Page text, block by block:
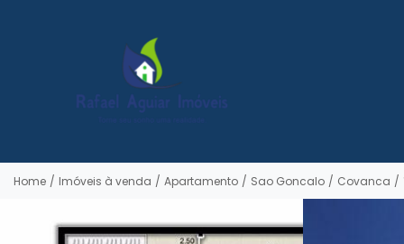
Home / Imóveis à venda / Apartamento / Sao Goncalo / Covanca /